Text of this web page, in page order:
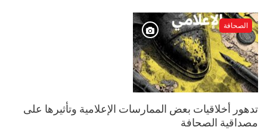
الصحافة
تدهور أخلاقيات بعض الممارسات الإعلامية وتأثيرها على
مصداقية الصحافة